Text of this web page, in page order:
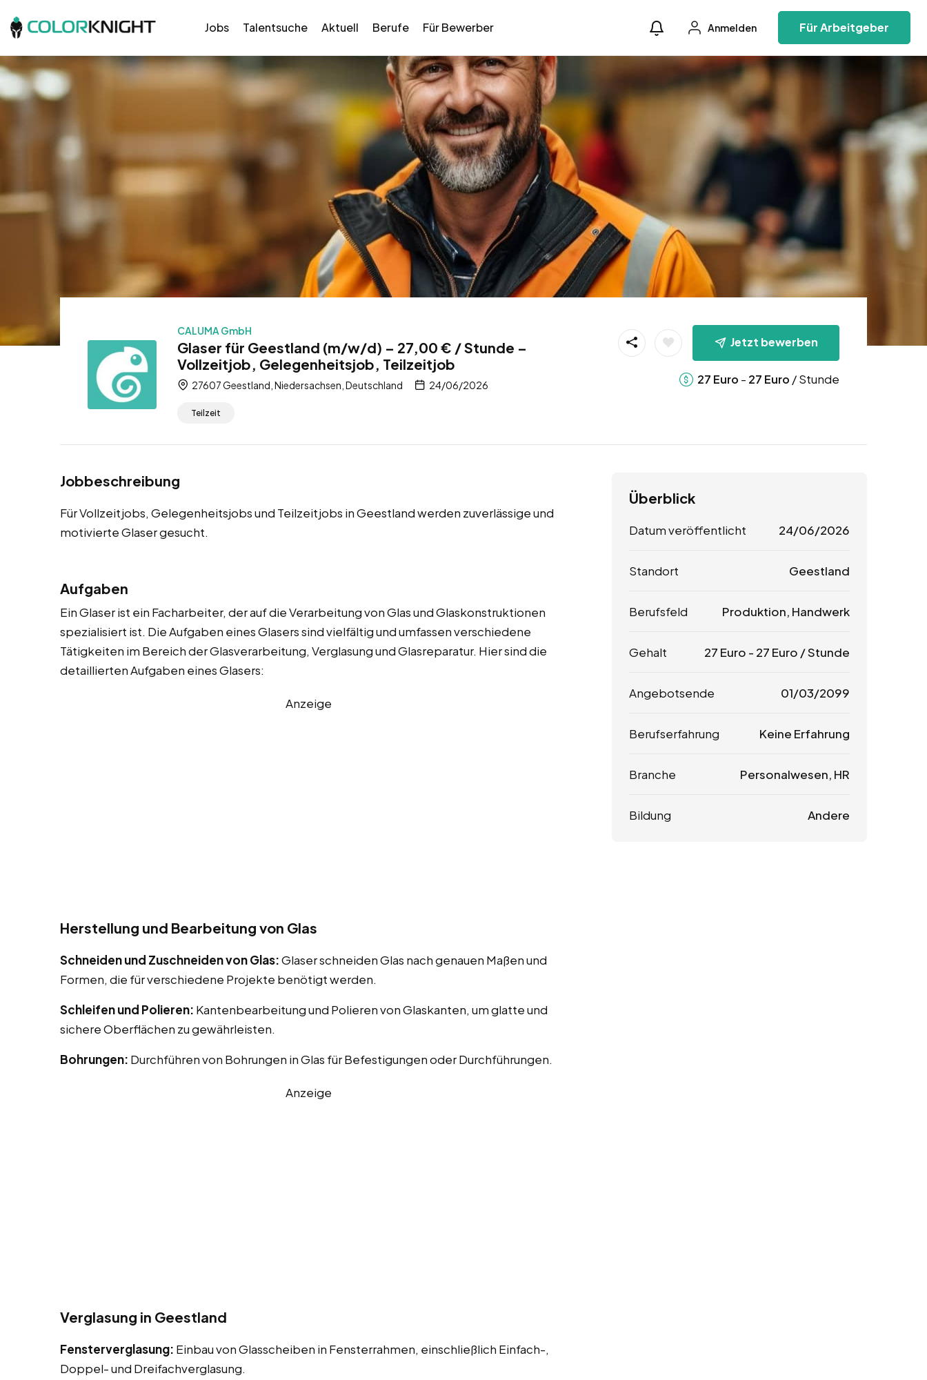
Jobs Talentsuche Aktuell Berufe Für Bewerber Anmelden Für Arbeitgeber
CALUMA GmbH
Glaser für Geestland (m/w/d) – 27,00 € / Stunde –
Vollzeitjob, Gelegenheitsjob, Teilzeitjob
27607 Geestland, Niedersachsen, Deutschland 24/06/2026
Teilzeit
Jetzt bewerben
27 Euro - 27 Euro / Stunde
Jobbeschreibung
Für Vollzeitjobs, Gelegenheitsjobs und Teilzeitjobs in Geestland werden zuverlässige und
motivierte Glaser gesucht.
Aufgaben
Ein Glaser ist ein Facharbeiter, der auf die Verarbeitung von Glas und Glaskonstruktionen
spezialisiert ist. Die Aufgaben eines Glasers sind vielfältig und umfassen verschiedene
Tätigkeiten im Bereich der Glasverarbeitung, Verglasung und Glasreparatur. Hier sind die
detaillierten Aufgaben eines Glasers:
Anzeige
Herstellung und Bearbeitung von Glas
Schneiden und Zuschneiden von Glas:Glaser schneiden Glas nach genauen Maßen und
Formen, die für verschiedene Projekte benötigt werden.
Schleifen und Polieren: Kantenbearbeitung und Polieren von Glaskanten, um glatte und
sichere Oberflächen zu gewährleisten.
Bohrungen: Durchführen von Bohrungen in Glas für Befestigungen oder Durchführungen.
Anzeige
Verglasung in Geestland
Fensterverglasung: Einbau von Glasscheiben in Fensterrahmen, einschließlich Einfach-,
Doppel- und Dreifachverglasung.
Überblick
Datum veröffentlicht 24/06/2026
Standort Geestland
Berufsfeld Produktion, Handwerk
Gehalt 27 Euro - 27 Euro / Stunde
Angebotsende 01/03/2099
Berufserfahrung Keine Erfahrung
Branche Personalwesen, HR
Bildung Andere